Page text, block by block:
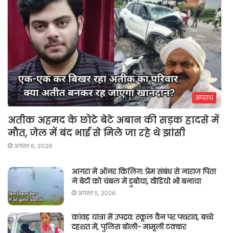
अपराध
अतीक अहमद के छोटे बेटे अबान की सड़क हादसे में
मौत, जेल में बंद भाई से मिले जा रहे थे झांसी
अगस्त 6, 2026
आगरा में ऑनर किलिग़: प्रेम संबंध से नाराज पिता
ने बेटी को चंबल में डुबोया, वीडियो भी बनाया
अगस्त 5, 2026
कांवड़ यात्रा में उपद्रव: स्कूल वैन पर पथराव, बच्चे
दहशत में, पुलिस बोली- मामूली टक्कर